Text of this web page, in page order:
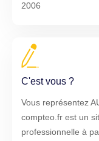
2006
C'est vous ?
Vous représentez
compteo.fr est un
professionnelle à